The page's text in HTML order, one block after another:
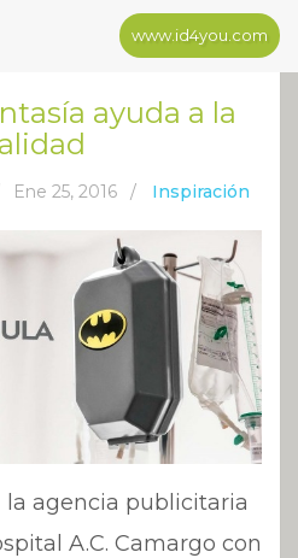
www.id4you.com
ayuda a la
Ene 25, 2016 / Inspiración
la agencia publicitaria
A.C. Camargo con